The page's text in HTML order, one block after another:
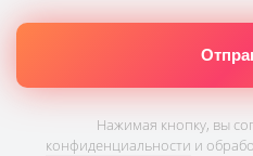
Нажимая кнопку, вы
конфиденциальности и